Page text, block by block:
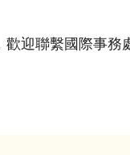
迎聯繫國際事務